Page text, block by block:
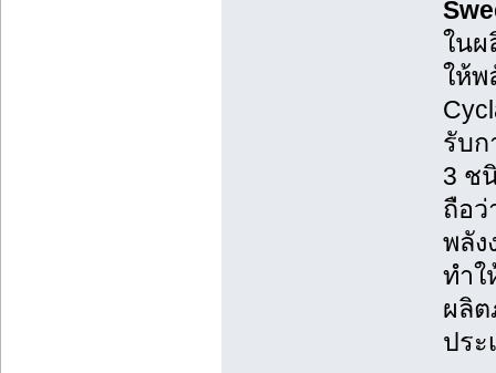
ในผ
ให้พ
รับ
3 ช
ถือว่
พลัง
ทำใ
ผลิ
ปร